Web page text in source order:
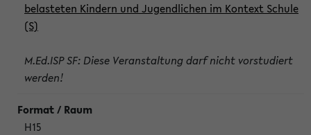
belasteten Kindern und Jugendlichen im Kontext Schule
(S)
M.Ed.ISP SF: Diese Veranstaltung darf nicht vorstudiert
werden!
H15